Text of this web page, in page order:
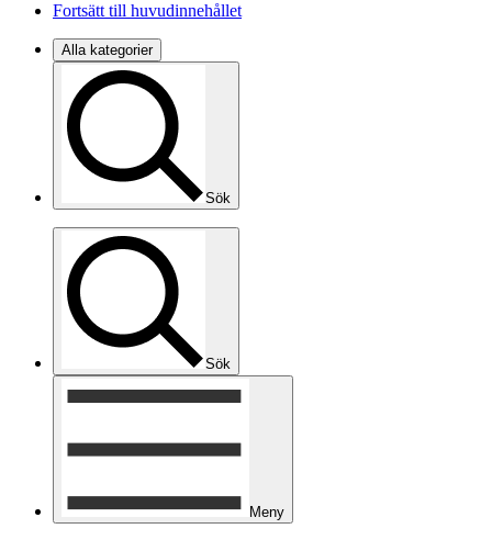
Fortsätt till huvudinnehållet
Alla kategorier
Sök
Sök
Meny